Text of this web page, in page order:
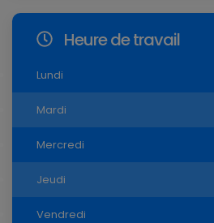
Heure de travail
Lundi
Mardi
Mercredi
Jeudi
Vendredi